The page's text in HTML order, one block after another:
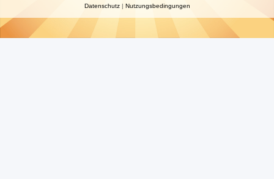
Datenschutz| Nutzungsbedingungen